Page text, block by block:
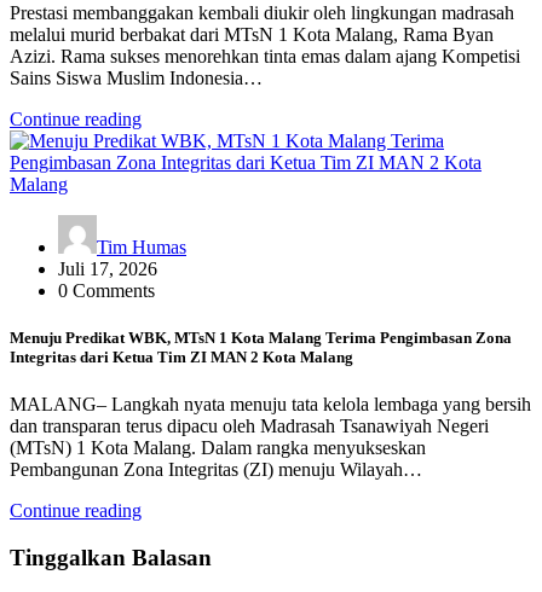
Prestasi membanggakan kembali diukir oleh lingkungan madrasah
melalui murid berbakat dari MTsN 1 Kota Malang, Rama Byan
Azizi. Rama sukses menorehkan tinta emas dalam ajang Kompetisi
Sains Siswa Muslim Indonesia…
Continue reading
Tim Humas
Juli 17, 2026
0 Comments
Menuju Predikat WBK, MTsN 1 Kota Malang Terima Pengimbasan Zona
Integritas dari Ketua Tim ZI MAN 2 Kota Malang
MALANG– Langkah nyata menuju tata kelola lembaga yang bersih
dan transparan terus dipacu oleh Madrasah Tsanawiyah Negeri
(MTsN) 1 Kota Malang. Dalam rangka menyukseskan
Pembangunan Zona Integritas (ZI) menuju Wilayah…
Continue reading
Tinggalkan Balasan